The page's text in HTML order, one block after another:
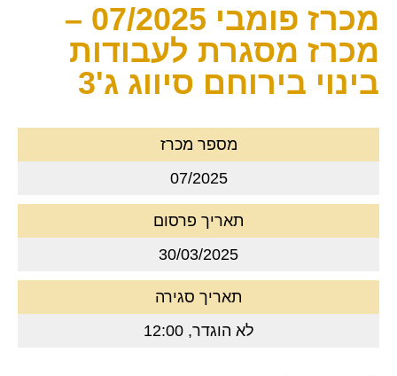
מכרז פומבי 07/2025 –
מכרז מסגרת לעבודות
בינוי בירוחם סיווג ג'3
מספר מכרז
07/2025
תאריך פרסום
30/03/2025
תאריך סגירה
לא הוגדר, 12:00